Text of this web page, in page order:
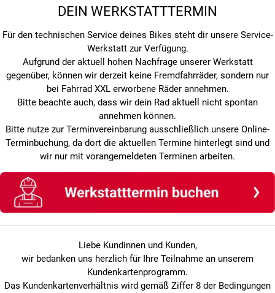
DEIN WERKSTATTTERMIN
Für den technischen Service deines Bikes steht dir unsere Service-
Werkstatt zur Verfügung.
Aufgrund der aktuell hohen Nachfrage unserer Werkstatt
gegenüber, können wir derzeit keine Fremdfahrräder, sondern nur
bei Fahrrad XXL erworbene Räder annehmen.
Bitte beachte auch, dass wir dein Rad aktuell nicht spontan
annehmen können.
Bitte nutze zur Terminvereinbarung ausschließlich unsere Online-
Terminbuchung, da dort die aktuellen Termine hinterlegt sind und
wir nur mit vorangemeldeten Terminen arbeiten.
Liebe Kundinnen und Kunden,
wir bedanken uns herzlich für Ihre Teilnahme an unserem
Kundenkartenprogramm.
Das Kundenkartenverhältnis wird gemäß Ziffer 8 der Bedingungen